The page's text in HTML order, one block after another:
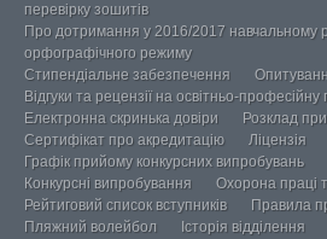
перевірку зошитів
Про дотримання у 2016/2017 навчальному
орфографічного режиму
Стипендіальне забезпечення
Відгуки та рецензії на освітньо-
Електронна скринька довіри
Розклад
Сертифікат про акредитацію
Ліцензія
Графік прийому конкурсних випробувань
Конкурсні випробування
Охорона праці
Рейтиговий список вступників
Правила
Пляжний волейбол
Історія відділення